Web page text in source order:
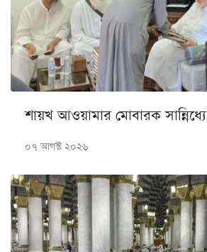
শায়খ আওয়ামার মোবারক সান্নিধ্যে
০৭ আগস্ট ২০২৬